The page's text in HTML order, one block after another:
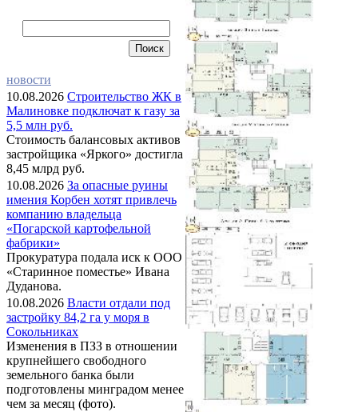
новости
10.08.2026 Строительство ЖК в
Малиновке подключат к газу за
5,5 млн руб.
Стоимость балансовых активов
застройщика «Яркого» достигла
8,45 млрд руб.
10.08.2026 За опасные руины
имения Корбен хотят привлечь
компанию владельца
«Погарской картофельной
фабрики»
Прокуратура подала иск к ООО
«Старинное поместье» Ивана
Дуданова.
10.08.2026 Власти отдали под
застройку 84,2 га у моря в
Сокольниках
Изменения в ПЗЗ в отношении
крупнейшего свободного
земельного банка были
подготовлены минградом менее
чем за месяц (фото).